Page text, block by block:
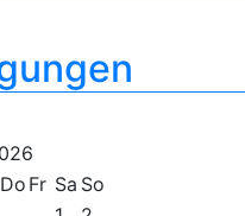
Do Fr Sa So